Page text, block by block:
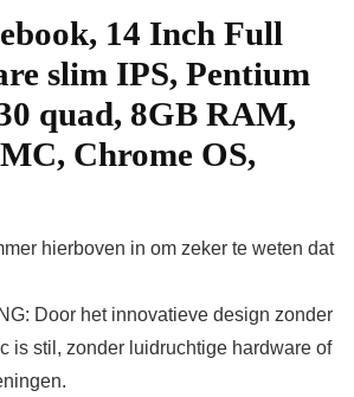
14 Inch Full
slim IPS, Pentium
quad, 8GB RAM,
Chrome OS,
hierboven in om zeker te weten dat
Door het innovatieve design zonder
is stil, zonder luidruchtige hardware of